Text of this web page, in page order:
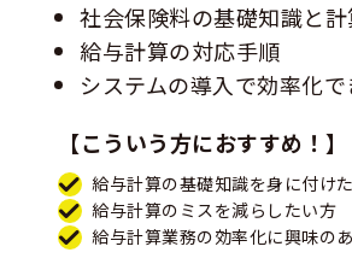
社会保険料の基礎知識と
給与計算の対応手順
システムの導入で効率化
【こういう方におすすめ！】
給与計算の基礎知識を身に付け
給与計算のミスを減らしたい方
給与計算業務の効率化に興味の